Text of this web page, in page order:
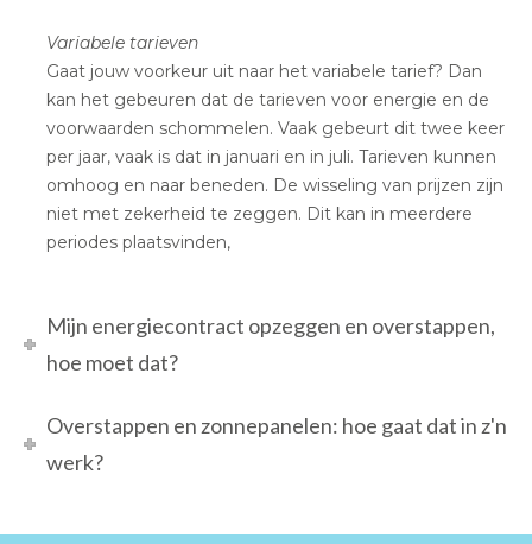
Variabele tarieven
Gaat jouw voorkeur uit naar het variabele tarief? Dan
kan het gebeuren dat de tarieven voor energie en de
voorwaarden schommelen. Vaak gebeurt dit twee keer
per jaar, vaak is dat in januari en in juli. Tarieven kunnen
omhoog en naar beneden. De wisseling van prijzen zijn
niet met zekerheid te zeggen. Dit kan in meerdere
periodes plaatsvinden,
Mijn energiecontract opzeggen en overstappen,
hoe moet dat?
Overstappen en zonnepanelen: hoe gaat dat in z'n
werk?